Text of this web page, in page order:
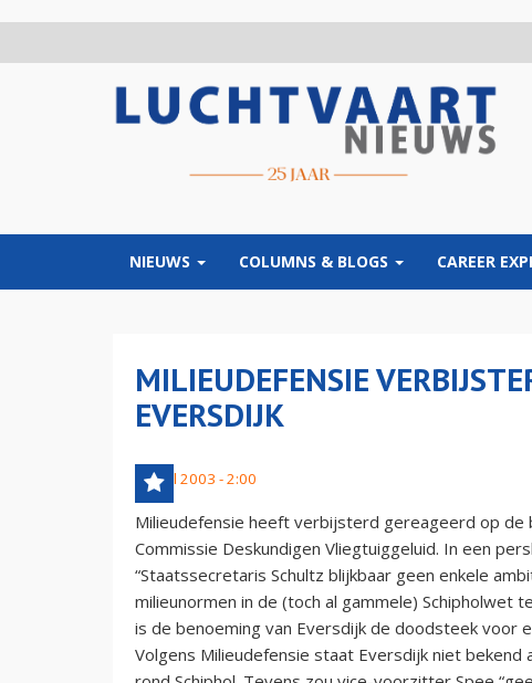
NIEUWS COLUMNS & BLOGS CAREER
MILIEUDEFENSIE
EVERSDIJK
2 april 2003 - 2:00
Milieudefensie heeft verbijsterd gereageerd op
Commissie Deskundigen Vliegtuiggeluid. In een
“Staatssecretaris Schultz blijkbaar geen enkele
milieunormen in de (toch al gammele) Schipholwet
is de benoeming van Eversdijk de doodsteek voor
Volgens Milieudefensie staat Eversdijk niet